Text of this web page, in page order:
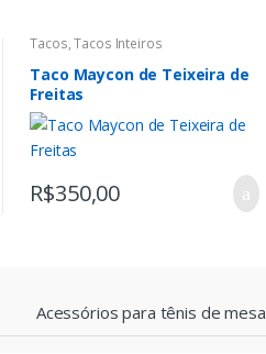
Tacos,Tacos Inteiros
Taco Maycon de Teixeira de
Freitas
R$350,00
Acessórios para tênis de mesa